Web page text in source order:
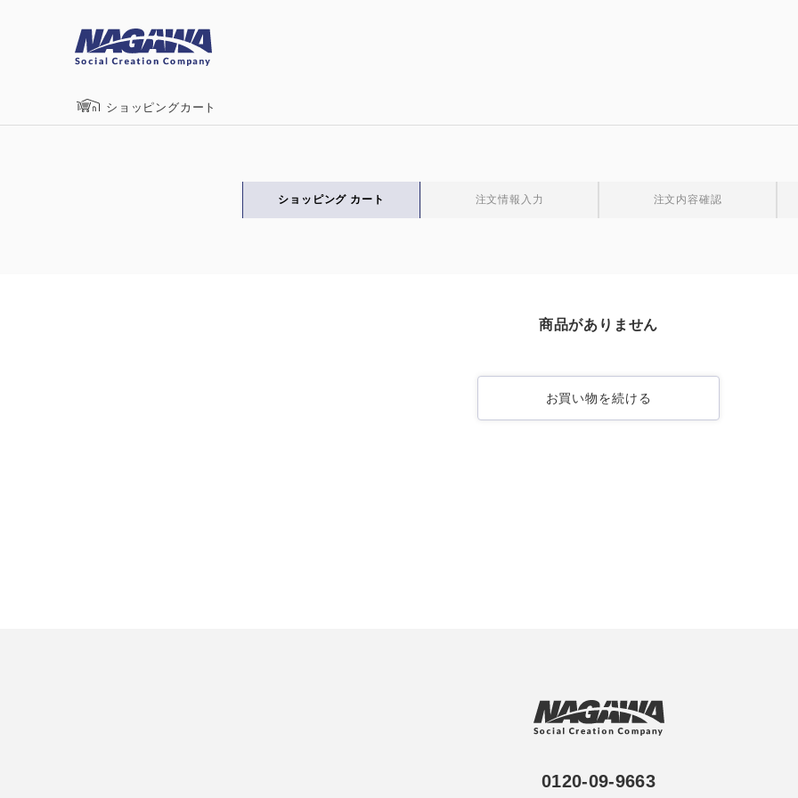
ショッピングカート
ショッピング カート 注文情報入力 注文内容確認
商品がありません
お買い物を続ける
0120-09-9663